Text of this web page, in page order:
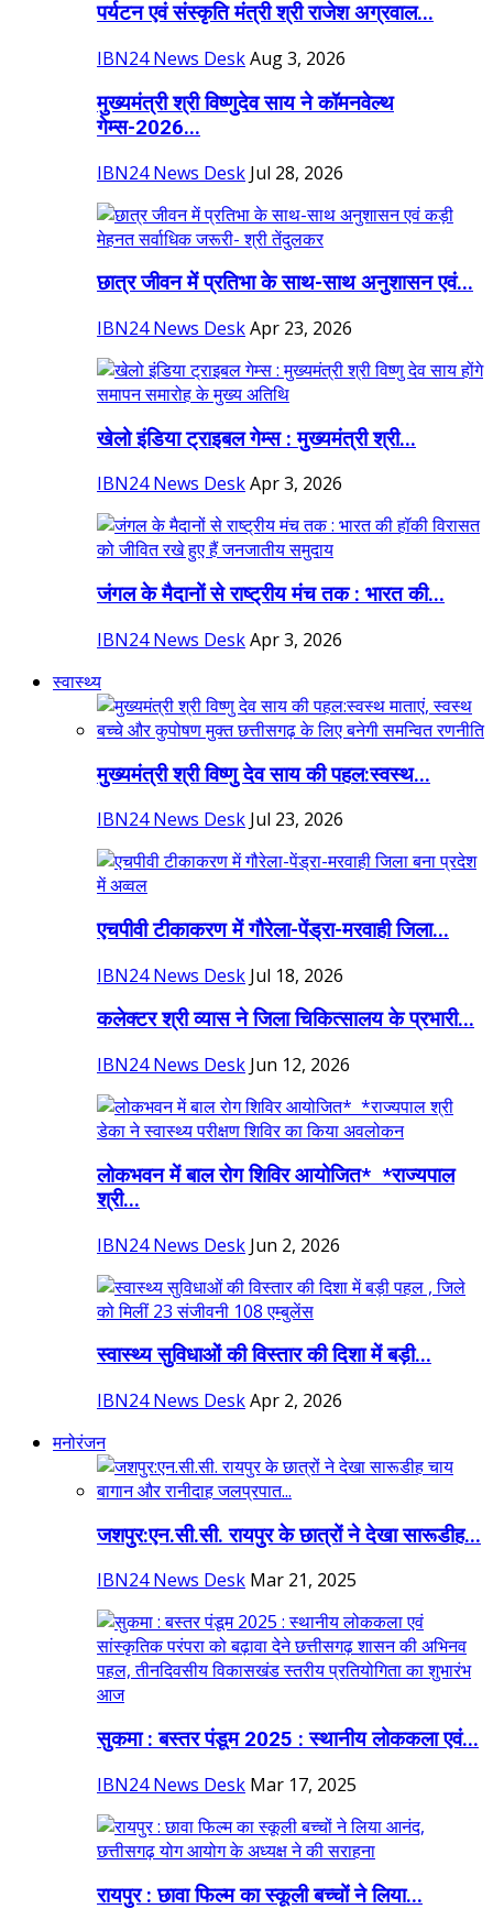
पर्यटन एवं संस्कृति मंत्री श्री राजेश अग्रवाल...
IBN24 News DeskAug 3, 2026
मुख्यमंत्री श्री विष्णुदेव साय ने कॉमनवेल्थ
गेम्स-2026...
IBN24 News Desk Jul 28, 2026
छात्र जीवन में प्रतिभा के साथ-साथ अनुशासन एवं...
IBN24 News DeskApr 23, 2026
खेलो इंडिया ट्राइबल गेम्स : मुख्यमंत्री श्री...
IBN24 News DeskApr 3, 2026
जंगल के मैदानों से राष्ट्रीय मंच तक : भारत की...
IBN24 News DeskApr 3, 2026
स्वास्थ्य
मुख्यमंत्री श्री विष्णु देव साय की पहल:स्वस्थ...
IBN24 News Desk Jul 23, 2026
एचपीवी टीकाकरण में गौरेला-पेंड्रा-मरवाही जिला...
IBN24 News Desk Jul 18, 2026
कलेक्टर श्री व्यास ने जिला चिकित्सालय के प्रभारी...
IBN24 News Desk Jun 12, 2026
लोकभवन में बाल रोग शिविर आयोजित* *राज्यपाल
श्री...
IBN24 News Desk Jun 2, 2026
स्वास्थ्य सुविधाओं की विस्तार की दिशा में बड़ी...
IBN24 News DeskApr 2, 2026
मनोरंजन
जशपुर:एन.सी.सी. रायपुर के छात्रों ने देखा सारूडीह...
IBN24 News Desk Mar 21, 2025
सुकमा : बस्तर पंडूम 2025 : स्थानीय लोककला एवं...
IBN24 News Desk Mar 17, 2025
रायपुर : छावा फिल्म का स्कूली बच्चों ने लिया...